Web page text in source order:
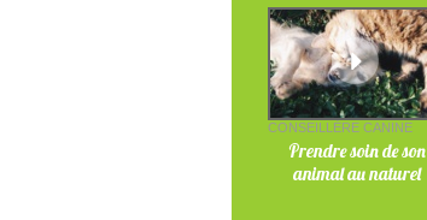
CONSEILLÈRE CANINE
Prendre soin de son
animal au naturel